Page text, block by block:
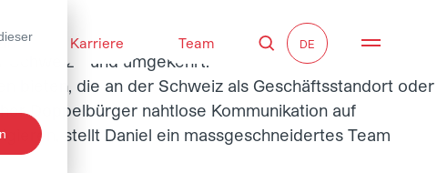
Karriere Team
Suche
Schweiz - und umgekehrt.
bieten, die an der Schweiz als Geschäftsstandort oder
Doppelbürger nahtlose Kommunikation auf
stellt Daniel ein massgeschneidertes Team